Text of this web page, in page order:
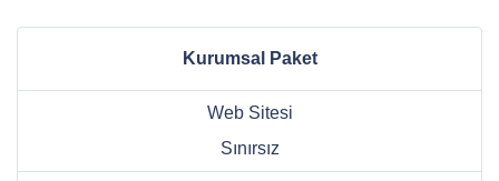
Kurumsal Paket
Web Sitesi
Sınırsız